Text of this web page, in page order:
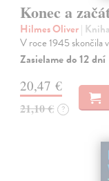
Konec a
Hilmes Oliver| Kniha
V roce 1945 skončila
Zasielame do 12 dní
20,47 €
21,10 € ?